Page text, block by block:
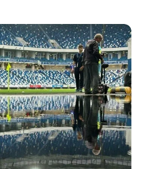
лайнера
корпорации сообщает,
в воздух с
и провел в